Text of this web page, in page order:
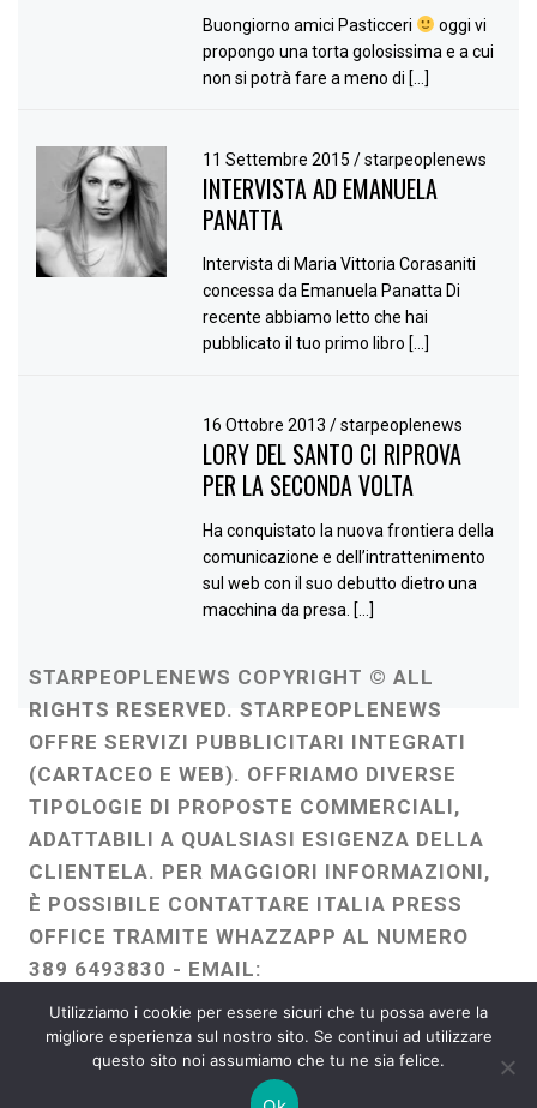
Buongiorno amici Pasticceri
oggi vi
propongo una torta golosissima e a cui
non si potrà fare a meno di […]
11 Settembre 2015/ starpeoplenews
INTERVISTA AD EMANUELA
PANATTA
Intervista di Maria Vittoria Corasaniti
concessa da Emanuela Panatta Di
recente abbiamo letto che hai
pubblicato il tuo primo libro […]
16 Ottobre 2013/ starpeoplenews
LORY DEL SANTO CI RIPROVA
PER LA SECONDA VOLTA
Ha conquistato la nuova frontiera della
comunicazione e dell’intrattenimento
sul web con il suo debutto dietro una
macchina da presa. […]
STARPEOPLENEWS COPYRIGHT © ALL
RIGHTS RESERVED. STARPEOPLENEWS
OFFRE SERVIZI PUBBLICITARI INTEGRATI
(CARTACEO E WEB). OFFRIAMO DIVERSE
TIPOLOGIE DI PROPOSTE COMMERCIALI,
ADATTABILI A QUALSIASI ESIGENZA DELLA
CLIENTELA. PER MAGGIORI INFORMAZIONI,
È POSSIBILE CONTATTARE ITALIA PRESS
OFFICE TRAMITE WHAZZAPP AL NUMERO
389 6493830 - EMAIL:
ITALIAPRESSOFFICE@GMAIL.COM
WEBMASTER :FRANCESCO GENTILE
FREELANCE
Utilizziamo i cookie per essere sicuri che tu possa avere la
migliore esperienza sul nostro sito. Se continui ad utilizzare
questo sito noi assumiamo che tu ne sia felice.